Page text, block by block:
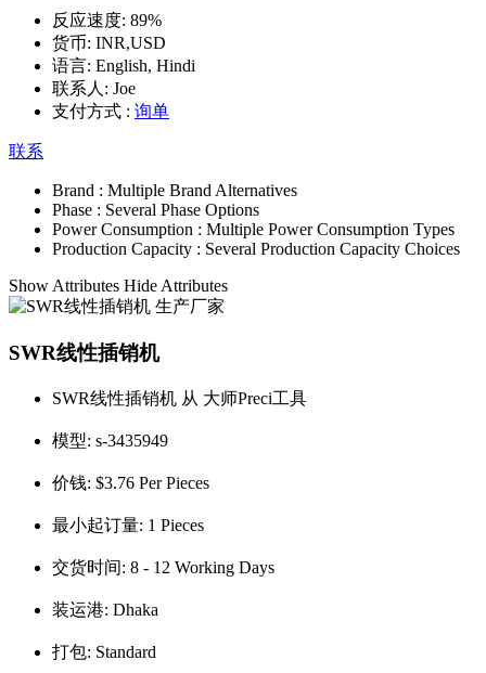
反应速度: 89%
货币: INR,USD
语言: English, Hindi
联系人: Joe
支付方式 : 询单
联系
Brand : Multiple Brand Alternatives
Phase : Several Phase Options
Power Consumption : Multiple Power Consumption Types
Production Capacity : Several Production Capacity Choices
Show Attributes Hide Attributes
SWR线性插销机
SWR线性插销机 从 大师Preci工具
模型: s-3435949
价钱: $3.76 Per Pieces
最小起订量: 1 Pieces
交货时间: 8 - 12 Working Days
装运港: Dhaka
打包: Standard